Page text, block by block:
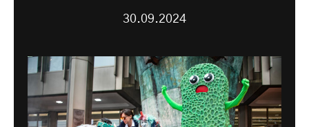
30.09.2024